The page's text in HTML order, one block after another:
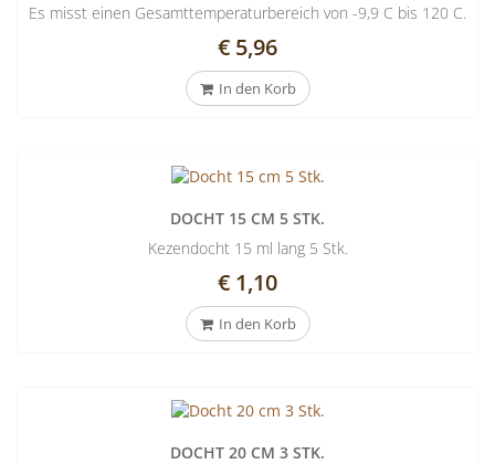
Es misst einen Gesamttemperaturbereich von -9,9 C bis 120 C.
€ 5,96
In den Korb
DOCHT 15 CM 5 STK.
Kezendocht 15 ml lang 5 Stk.
€ 1,10
In den Korb
DOCHT 20 CM 3 STK.